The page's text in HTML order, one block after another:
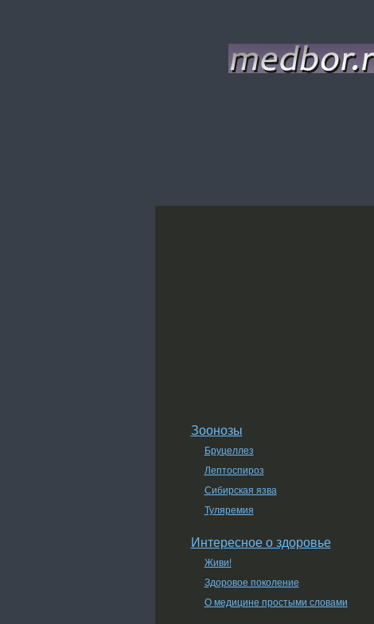
Зоонозы
Бруцеллез
Лептоспироз
Сибирская язва
Туляремия
Интересное о здоровье
Живи!
Здоровое поколение
О медицине простыми словами